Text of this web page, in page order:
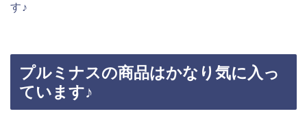
す♪
プルミナスの商品はかなり気に入っ
ています♪